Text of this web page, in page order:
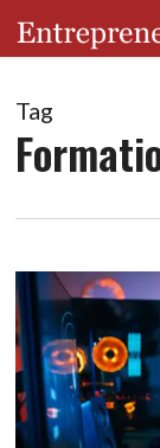
content
Tag